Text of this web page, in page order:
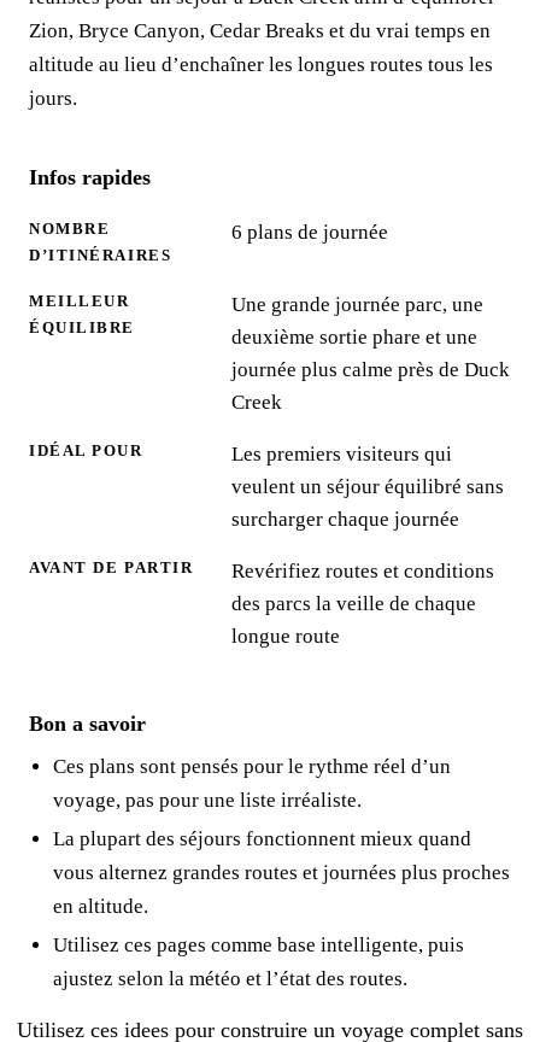
Zion, Bryce Canyon, Cedar Breaks et du vrai temps en
altitude au lieu d’enchaîner les longues routes tous les
jours.
Infos rapides
NOMBRE
D’ITINÉRAIRES
6 plans de journée
MEILLEUR
ÉQUILIBRE
Une grande journée parc, une
deuxième sortie phare et une
journée plus calme près de Duck
Creek
IDÉAL POUR
Les premiers visiteurs qui
veulent un séjour équilibré sans
surcharger chaque journée
AVANT DE PARTIR
Revérifiez routes et conditions
des parcs la veille de chaque
longue route
Bon a savoir
Ces plans sont pensés pour le rythme réel d’un
voyage, pas pour une liste irréaliste.
La plupart des séjours fonctionnent mieux quand
vous alternez grandes routes et journées plus proches
en altitude.
Utilisez ces pages comme base intelligente, puis
ajustez selon la météo et l’état des routes.
Utilisez ces idees pour construire un voyage complet sans